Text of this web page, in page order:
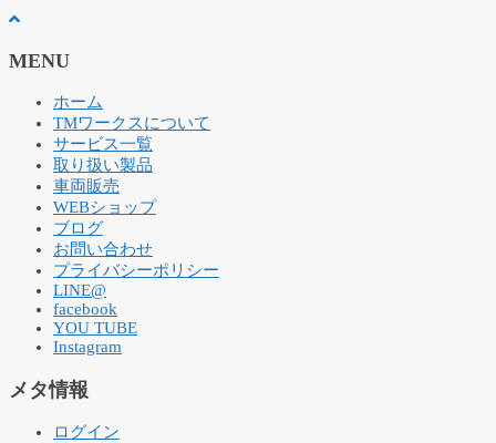
MENU
ホーム
TMワークスについて
サービス一覧
取り扱い製品
車両販売
WEBショップ
ブログ
お問い合わせ
プライバシーポリシー
LINE@
facebook
YOU TUBE
Instagram
メタ情報
ログイン